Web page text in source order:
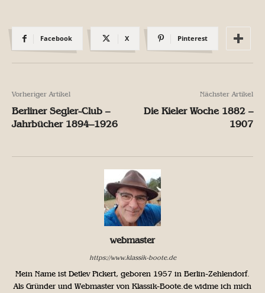
Facebook X Pinterest
Vorheriger Artikel
Berliner Segler-Club –
Jahrbücher 1894–1926
Nächster Artikel
Die Kieler Woche 1882 –
1907
webmaster
https://www.klassik-boote.de
Mein Name ist Detlev Pickert, geboren 1957 in Berlin-Zehlendorf.
Als Gründer und Webmaster von Klassik-Boote.de widme ich mich